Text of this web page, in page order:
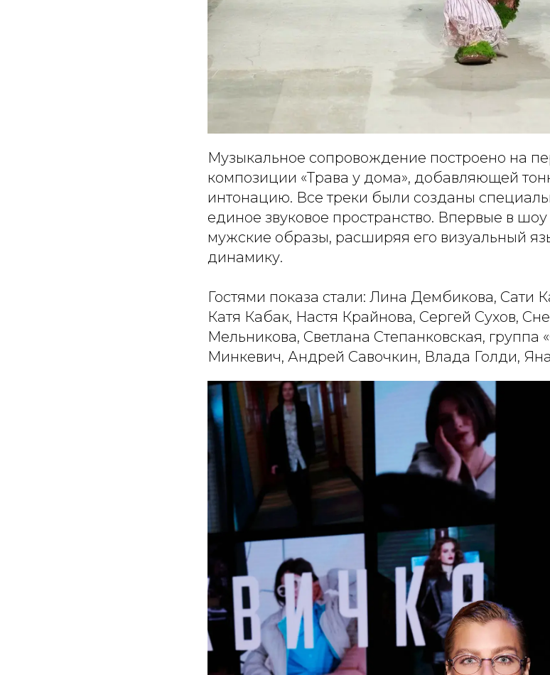
Музыкальное сопровождение построено на
композиции «Трава у дома», добавляющей
интонацию. Все треки были созданы
единое звуковое пространство. Впервые в
мужские образы, расширяя его визуальный
динамику.
Гостями показа стали: Лина Дембикова, Сати
Катя Кабак, Настя Крайнова, Сергей Сухов,
Мельникова, Светлана Степанковская, группа
Минкевич, Андрей Савочкин, Влада Голди,